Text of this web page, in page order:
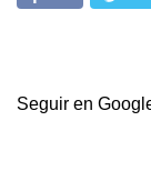
Seguir en